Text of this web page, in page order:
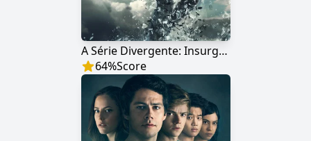
A Série Divergente: Insurgente
64%Score